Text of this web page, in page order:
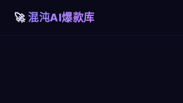
混沌AI爆款库